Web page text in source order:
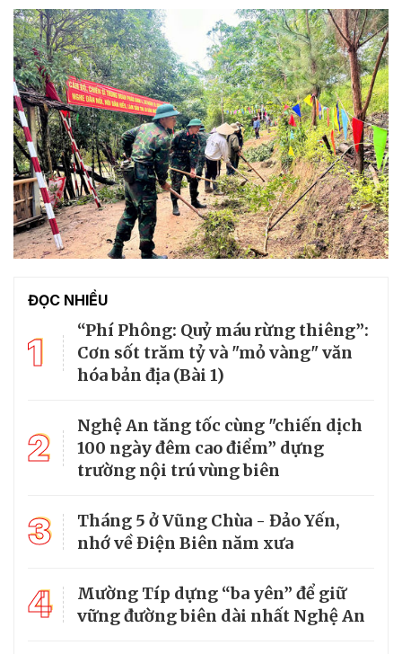
ĐỌC NHIỀU
1
“Phí Phông: Quỷ máu rừng thiêng”:
Cơn sốt trăm tỷ và "mỏ vàng" văn
hóa bản địa (Bài 1)
2
Nghệ An tăng tốc cùng "chiến dịch
100 ngày đêm cao điểm” dựng
trường nội trú vùng biên
3
Tháng 5 ở Vũng Chùa - Đảo Yến,
nhớ về Điện Biên năm xưa
4
Mường Típ dựng “ba yên” để giữ
vững đường biên dài nhất Nghệ An